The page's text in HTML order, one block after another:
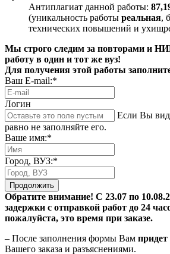
Антиплагиат данной работы:
(уникальность работы реальная,
технических повышений и
Мы строго следим за повторами и
работу в один и тот же вуз!
Для получения этой работы
Ваш E-mail:*
Логин
Если Вы
равно не заполняйте его.
Ваше имя:*
Город, ВУЗ:*
Продолжить
Обратите внимание! С 23.07 по
задержки с отправкой работ до 24
пожалуйста, это время при заказе.
– После заполнения формы Вам
Вашего заказа и разъяснениями.